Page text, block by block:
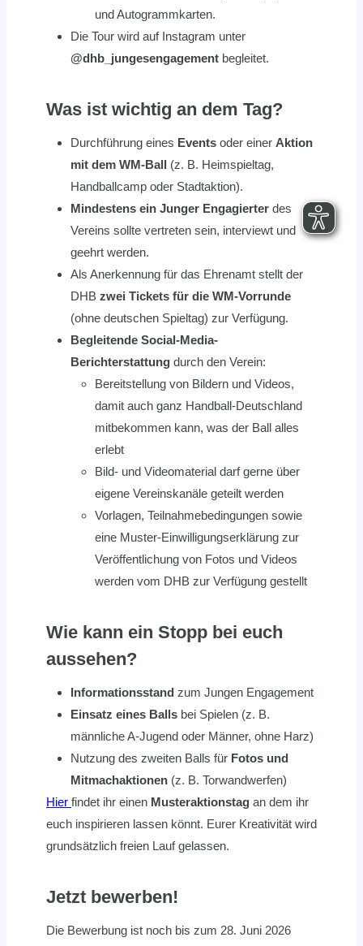
und Autogrammkarten.
Die Tour wird auf Instagram unter
@dhb_jungesengagement begleitet.
Was ist wichtig an dem Tag?
Durchführung eines Events oder einer Aktion
mit dem WM-Ball (z. B. Heimspieltag,
Handballcamp oder Stadtaktion).
Mindestens ein Junger Engagierter des
Vereins sollte vertreten sein, interviewt und
geehrt werden.
Als Anerkennung für das Ehrenamt stellt der
DHB zwei Tickets für die WM-Vorrunde
(ohne deutschen Spieltag) zur Verfügung.
Begleitende Social-Media-
Berichterstattung durch den Verein:
Bereitstellung von Bildern und Videos,
damit auch ganz Handball-Deutschland
mitbekommen kann, was der Ball alles
erlebt
Bild- und Videomaterial darf gerne über
eigene Vereinskanäle geteilt werden
Vorlagen, Teilnahmebedingungen sowie
eine Muster-Einwilligungserklärung zur
Veröffentlichung von Fotos und Videos
werden vom DHB zur Verfügung gestellt
Wie kann ein Stopp bei euch
aussehen?
Informationsstand zum Jungen Engagement
Einsatz eines Balls bei Spielen (z. B.
männliche A-Jugend oder Männer, ohne Harz)
Nutzung des zweiten Balls für Fotos und
Mitmachaktionen (z. B. Torwandwerfen)
Hier findet ihr einen Musteraktionstag an dem ihr
euch inspirieren lassen könnt. Eurer Kreativität wird
grundsätzlich freien Lauf gelassen.
Jetzt bewerben!
Die Bewerbung ist noch bis zum 28. Juni 2026